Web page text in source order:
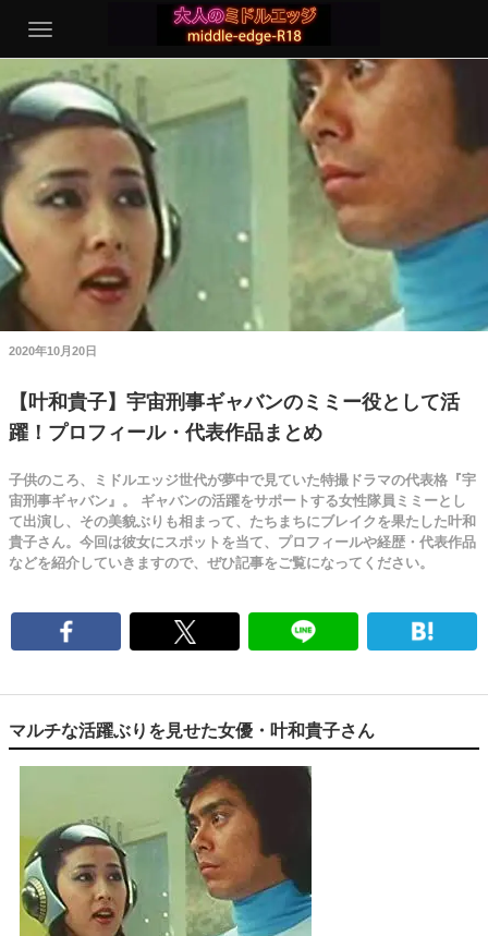
2020年10月20日
【叶和貴子】宇宙刑事ギャバンのミミー役として活
躍！プロフィール・代表作品まとめ
子供のころ、ミドルエッジ世代が夢中で見ていた特撮ドラマの代表格『宇
宙刑事ギャバン』。 ギャバンの活躍をサポートする女性隊員ミミーとし
て出演し、その美貌ぶりも相まって、たちまちにブレイクを果たした叶和
貴子さん。今回は彼女にスポットを当て、プロフィールや経歴・代表作品
などを紹介していきますので、ぜひ記事をご覧になってください。
マルチな活躍ぶりを見せた女優・叶和貴子さん